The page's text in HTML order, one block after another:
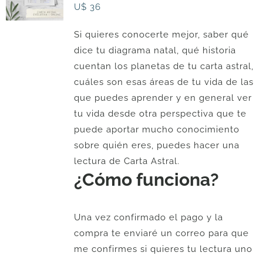
U$ 36
Si quieres conocerte mejor, saber qué
dice tu diagrama natal, qué historia
cuentan los planetas de tu carta astral,
cuáles son esas áreas de tu vida de las
que puedes aprender y en general ver
tu vida desde otra perspectiva que te
puede aportar mucho conocimiento
sobre quién eres, puedes hacer una
lectura de Carta Astral.
¿Cómo funciona?
Una vez confirmado el pago y la
compra te enviaré un correo para que
me confirmes si quieres tu lectura uno